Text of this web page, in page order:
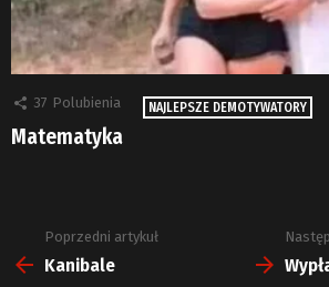
37 Polubienia NAJLEPSZE DEMOTYWATORY
Matematyka
Zobacz
więcej
Poprzedni artykuł
Kanibale